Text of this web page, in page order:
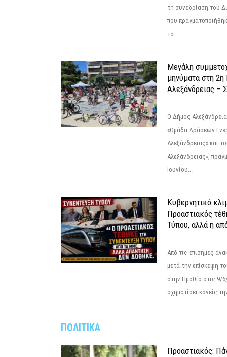
τη συνεδρίαση του
που
τα...
Μεγάλη
μηνύματα στη
Αλεξάνδρειας –
Ο Δήμος
«Ομάδα Δράσεων
Αλεξάνδρειας» και
Αλεξάνδρειας»,
Ιουνίου...
Κυβερνητικό
Προαστιακός
Τύπου, αλλά η
Από τις επίσημες
μετά την επίσκεψη
στην Ημαθία στις 9/
σχηματίσει κανείς
ΠΟΛΙΤΙΚΑ
Προαστιακός: